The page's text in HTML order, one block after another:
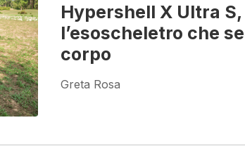
Hypershell X Ultra S,
l’esoscheletro che
corpo
Greta Rosa